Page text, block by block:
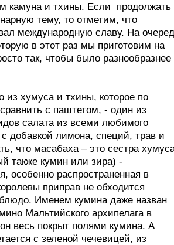
камуна и тхины. Если продолжать
тему, то отметим, что
международную славу. На
в этот раз мы приготовим на
так, чтобы было разнообразнее
из хумуса и тхины, которое по
с паштетом, - один из
салата из всеми любимого
с добавкой лимона, специй, трав и
что масабаха – это сестра
также кумин или зира) -
особенно распространенная в
приправ не обходится
Именем кумина даже назван
Мальтийского архипелага в
весь покрыт полями кумина. А
с зеленой чечевицей, из